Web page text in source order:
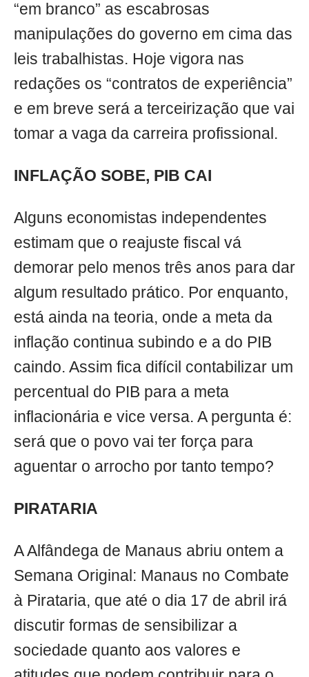
“em branco” as escabrosas
manipulações do governo em cima das
leis trabalhistas. Hoje vigora nas
redações os “contratos de experiência”
e em breve será a terceirização que vai
tomar a vaga da carreira profissional.
INFLAÇÃO SOBE, PIB CAI
Alguns economistas independentes
estimam que o reajuste fiscal vá
demorar pelo menos três anos para dar
algum resultado prático. Por enquanto,
está ainda na teoria, onde a meta da
inflação continua subindo e a do PIB
caindo. Assim fica difícil contabilizar um
percentual do PIB para a meta
inflacionária e vice versa. A pergunta é:
será que o povo vai ter força para
aguentar o arrocho por tanto tempo?
PIRATARIA
A Alfândega de Manaus abriu ontem a
Semana Original: Manaus no Combate
à Pirataria, que até o dia 17 de abril irá
discutir formas de sensibilizar a
sociedade quanto aos valores e